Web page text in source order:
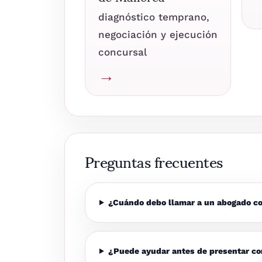
diagnóstico temprano,
negociación y ejecución
concursal
→
Preguntas frecuentes
¿Cuándo debo llamar a un abogado
¿Puede ayudar antes de presentar